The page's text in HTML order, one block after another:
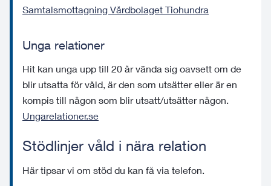
Samtalsmottagning Vårdbolaget Tiohundra
Unga relationer
Hit kan unga upp till 20 år vända sig oavsett om de
blir utsatta för våld, är den som utsätter eller är en
kompis till någon som blir utsatt/utsätter någon.
Ungarelationer.se
Stödlinjer våld i nära relation
Här tipsar vi om stöd du kan få via telefon.